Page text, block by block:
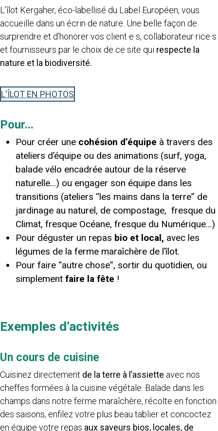
L’îlot Kergaher, éco-labellisé du Label Européen, vous
accueille dans un écrin de nature. Une belle façon de
surprendre et d’honorer vos client·e·s, collaborateur·rice·s
et fournisseurs par le choix de ce site qui respecte la
nature et la biodiversité.
L'ÎLOT EN PHOTOS
Pour…
Pour créer une cohésion d’équipe à travers des
ateliers d’équipe ou des animations (surf, yoga,
balade vélo encadrée autour de la réserve
naturelle…) ou engager son équipe dans les
transitions (ateliers “les mains dans la terre” de
jardinage au naturel, de compostage, fresque du
Climat, fresque Océane, fresque du Numérique…)
Pour déguster un repas bio et local, avec les
légumes de la ferme maraîchère de l’îlot.
Pour faire “autre chose”, sortir du quotidien, ou
simplement faire la fête !
Exemples d’activités
Un cours de cuisine
Cuisinez directement de la terre à l’assiette avec nos
cheffes formées à la cuisine végétale. Balade dans les
champs dans notre ferme maraîchère, récolte en fonction
des saisons, enfilez votre plus beau tablier et concoctez
en équipe votre repas aux saveurs bios, locales, de